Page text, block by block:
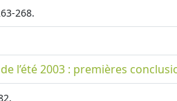
268.
l’été 2003 : premières